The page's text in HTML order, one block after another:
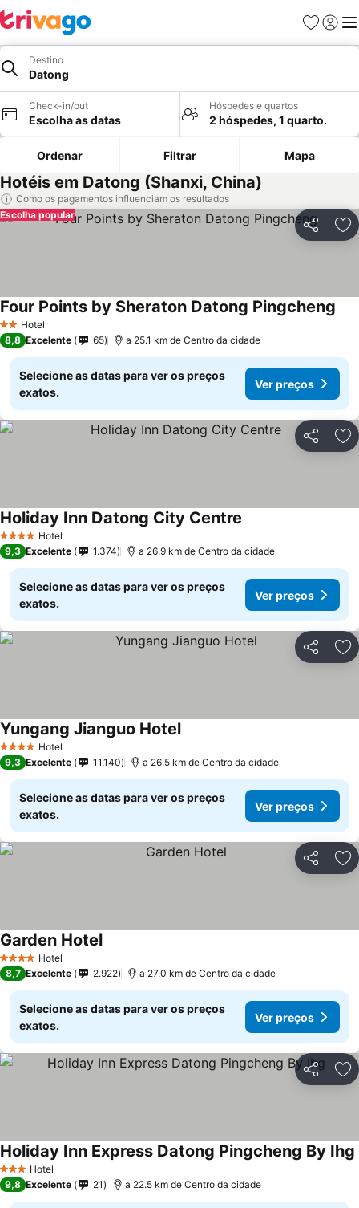
Favoritos
Iniciar
Destino
Datong
Check-in/out
Escolha as datas
Hóspedes e quartos
2 hóspedes, 1 quarto.
Ordenar Filtrar Mapa
Hotéis em Datong (Shanxi, China)
Como os pagamentos influenciam os resultados
Partilhar
Escolha popular
2 Estrelas
Hotel
Four Points by Sheraton Datong Pingcheng
8,8 Excelente 65 a 25.1 km de Centro da cidade
Selecione as datas para ver os preços
exatos.
Ver preços
Partilhar
4 EstrelasHotel
Holiday Inn Datong City Centre
9,3 Excelente 1.374 a 26.9 km de Centro da cidade
Selecione as datas para ver os preços
exatos.
Ver preços
Partilhar
4 EstrelasHotel
Yungang Jianguo Hotel
9,3 Excelente 11.140 a 26.5 km de Centro da cidade
Selecione as datas para ver os preços
exatos.
Ver preços
Partilhar
4 EstrelasHotel
Garden Hotel
8,7 Excelente 2.922 a 27.0 km de Centro da cidade
Selecione as datas para ver os preços
exatos.
Ver preços
Partilhar
3 EstrelasHotel
Holiday Inn Express Datong Pingcheng By Ihg
9,8 Excelente 21 a 22.5 km de Centro da cidade